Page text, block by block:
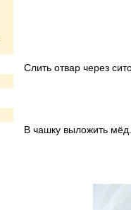
Слить отвар через
В чашку выложить мёд.